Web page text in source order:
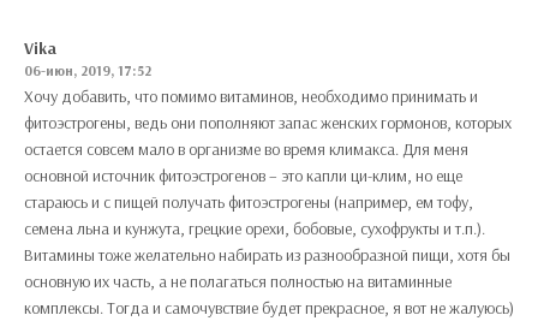
Vika
06-июн, 2019, 17:52
Хочу добавить, что помимо витаминов, необходимо принимать и
фитоэстрогены, ведь они пополняют запас женских гормонов, которых
остается совсем мало в организме во время климакса. Для меня
основной источник фитоэстрогенов – это капли ци-клим, но еще
стараюсь и с пищей получать фитоэстрогены (например, ем тофу,
семена льна и кунжута, грецкие орехи, бобовые, сухофрукты и т.п.).
Витамины тоже желательно набирать из разнообразной пищи, хотя бы
основную их часть, а не полагаться полностью на витаминные
комплексы. Тогда и самочувствие будет прекрасное, я вот не жалуюсь)